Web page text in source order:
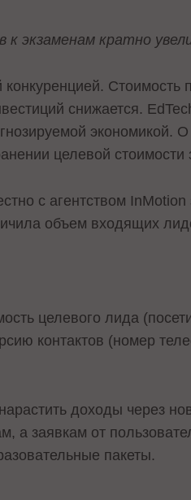
экзаменам кратно
Стоимость
снижается.
экономикой.
целевой стоимости
с агентством
объем входящих
целевого лида
контактов (номер
доходы через
а заявкам от
пакеты.